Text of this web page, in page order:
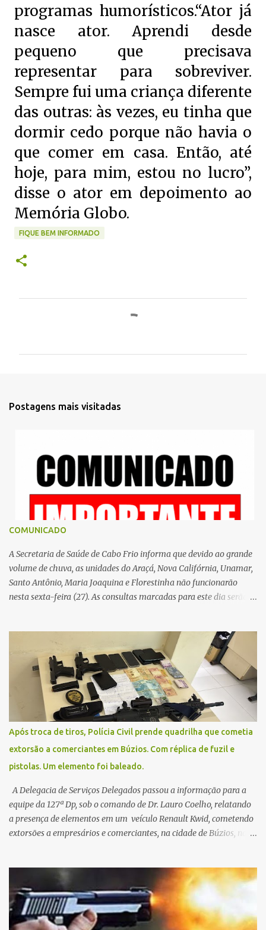
programas humorísticos.“Ator já
nasce ator. Aprendi desde
pequeno que precisava
representar para sobreviver.
Sempre fui uma criança diferente
das outras: às vezes, eu tinha que
dormir cedo porque não havia o
que comer em casa. Então, até
hoje, para mim, estou no lucro”,
disse o ator em depoimento ao
Memória Globo.
FIQUE BEM INFORMADO
Postagens mais visitadas
COMUNICADO
A Secretaria de Saúde de Cabo Frio informa que devido ao grande
volume de chuva, as unidades do Araçá, Nova Califórnia, Unamar,
Santo Antônio, Maria Joaquina e Florestinha não funcionarão
nesta sexta-feira (27). As consultas marcadas para este dia serão
Contamos com a compreensão de toda população, pois se trata de
uma situação climática que foge ao controle da administração
pública.
Após troca de tiros, Polícia Civil prende quadrilha que cometia
extorsão a comerciantes em Búzios. Com réplica de fuzil e
pistolas. Um elemento foi baleado.
A Delegacia de Serviços Delegados passou a informação para a
equipe da 127ª Dp, sob o comando de Dr. Lauro Coelho, relatando
a presença de elementos em um veículo Renault Kwid, cometendo
extorsões a empresários e comerciantes, na cidade de Búzios, na
fugir da cidade Buziana. Um dos detidos é policial civil e este foi
baleado na perna na troca de tiros . Na ocorrência, três armas,
pistolas e uma réplica de fuzil, foram apreendidas. O homem
baleado foi identificado como Claudio Bastos, conhecido no meio